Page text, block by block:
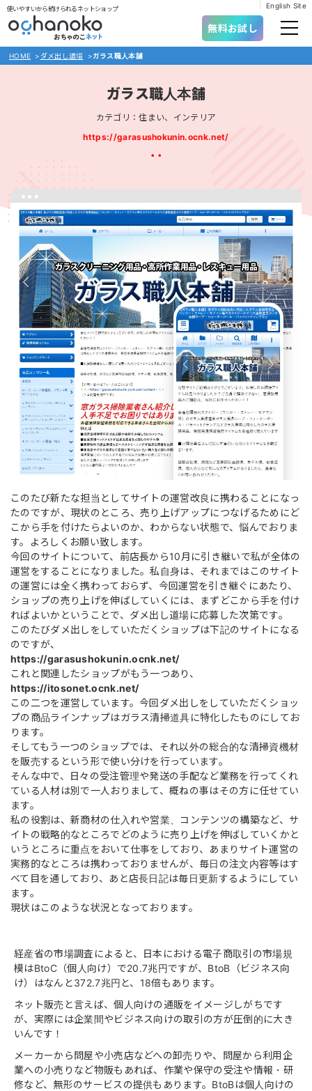
English Site
使いやすいから続けられるネットショップ
無料お試し
HOME > ダメ出し道場 >ガラス職人本舗
ガラス職人本舗
カテゴリ：住まい、インテリア
https://garasushokunin.ocnk.net/
このたび新たな担当としてサイトの運営改良に携わることになっ
たのですが、現状のところ、売り上げアップにつなげるためにど
こから手を付けたらよいのか、わからない状態で、悩んでおりま
す。よろしくお願い致します。
今回のサイトについて、前店長から10月に引き継いで私が全体の
運営をすることになりました。私自身は、それまではこのサイト
の運営には全く携わっておらず、今回運営を引き継ぐにあたり、
ショップの売り上げを伸ばしていくには、まずどこから手を付け
ればよいかということで、ダメ出し道場に応募した次第です。
このたびダメ出しをしていただくショップは下記のサイトになる
のですが、
https://garasushokunin.ocnk.net/
これと関連したショップがもう一つあり、
https://itosonet.ocnk.net/
この二つを運営しています。今回ダメ出しをしていただくショッ
プの商品ラインナップはガラス清掃道具に特化したものにしてお
ります。
そしてもう一つのショップでは、それ以外の総合的な清掃資機材
を販売するという形で使い分けを行っています。
そんな中で、日々の受注管理や発送の手配など業務を行ってくれ
ている人材は別で一人おりまして、概ねの事はその方に任せてい
ます。
私の役割は、新商材の仕入れや営業、コンテンツの構築など、サ
イトの戦略的なところでどのように売り上げを伸ばしていくかと
いうところに重点をおいて仕事をしており、あまりサイト運営の
実務的なところは携わっておりませんが、毎日の注文内容等はす
べて目を通しており、あと店長日記は毎日更新するようにしてい
ます。
現状はこのような状況となっております。
経産省の市場調査によると、日本における電子商取引の市場規
模はBtoC（個人向け）で20.7兆円ですが、BtoB（ビジネス向
け）はなんと372.7兆円と、18倍もあります。
ネット販売と言えば、個人向けの通販をイメージしがちです
が、実際には企業間やビジネス向けの取引の方が圧倒的に大き
いんです！
メーカーから問屋や小売店などへの卸売りや、問屋から利用企
業への小売りなど物販もあれば、作業や保守の受注や情報・研
修など、無形のサービスの提供もあります。BtoBは個人向けの